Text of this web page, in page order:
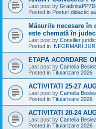
Last post by
Posted in Posturi didactic
Măsurile necesare în
este chemată în
Last post by Consilier juridic
Posted in INFORMARI
ETAPA ACORDARE
Last post by Camelia
Posted in Titularizare 2026
ACTIVITATI 25-27
Last post by Camelia
Posted in Titularizare 2026
ACTIVITATI 20-24
Last post by Camelia
Posted in Titularizare 2026